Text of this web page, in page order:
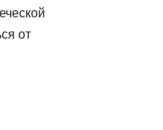
от